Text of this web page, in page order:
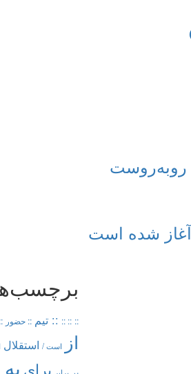
روبه‌روست
آغاز شده است
::
:: :: :: تیم :: حضور
از است / استقلال
برای